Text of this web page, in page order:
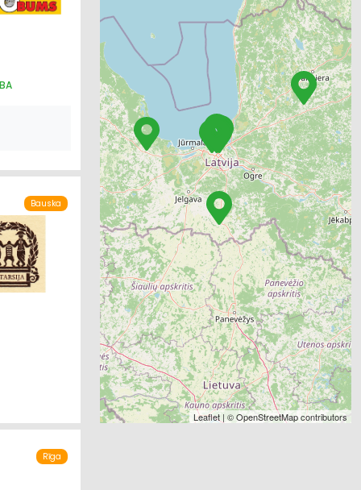
Bauska
Rīga
Leaflet | ©OpenStreetMapcontributors